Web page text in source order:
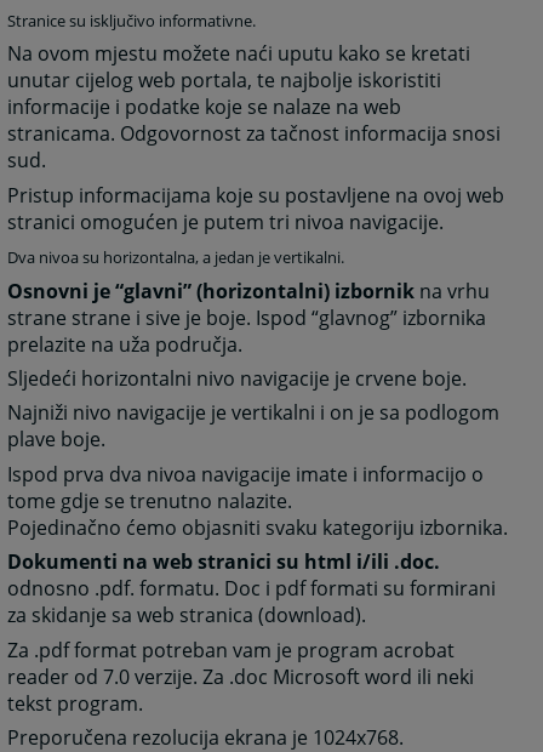
Stranice su isključivo informativne.
Na ovom mjestu možete naći uputu kako se kretati
unutar cijelog web portala, te najbolje iskoristiti
informacije i podatke koje se nalaze na web
stranicama. Odgovornost za tačnost informacija snosi
sud.
Pristup informacijama koje su postavljene na ovoj web
stranici omogućen je putem tri nivoa navigacije.
Dva nivoa su horizontalna, a jedan je vertikalni.
Osnovni je “glavni” (horizontalni) izbornik na vrhu
strane strane i sive je boje. Ispod “glavnog” izbornika
prelazite na uža područja.
Sljedeći horizontalni nivo navigacije je crvene boje.
Najniži nivo navigacije je vertikalni i on je sa podlogom
plave boje.
Ispod prva dva nivoa navigacije imate i informacijo o
tome gdje se trenutno nalazite.
Pojedinačno ćemo objasniti svaku kategoriju izbornika.
Dokumenti na web stranici su html i/ili .doc.
odnosno .pdf. formatu. Doc i pdf formati su formirani
za skidanje sa web stranica (download).
Za .pdf format potreban vam je program acrobat
reader od 7.0 verzije. Za .doc Microsoft word ili neki
tekst program.
Preporučena rezolucija ekrana je 1024x768.